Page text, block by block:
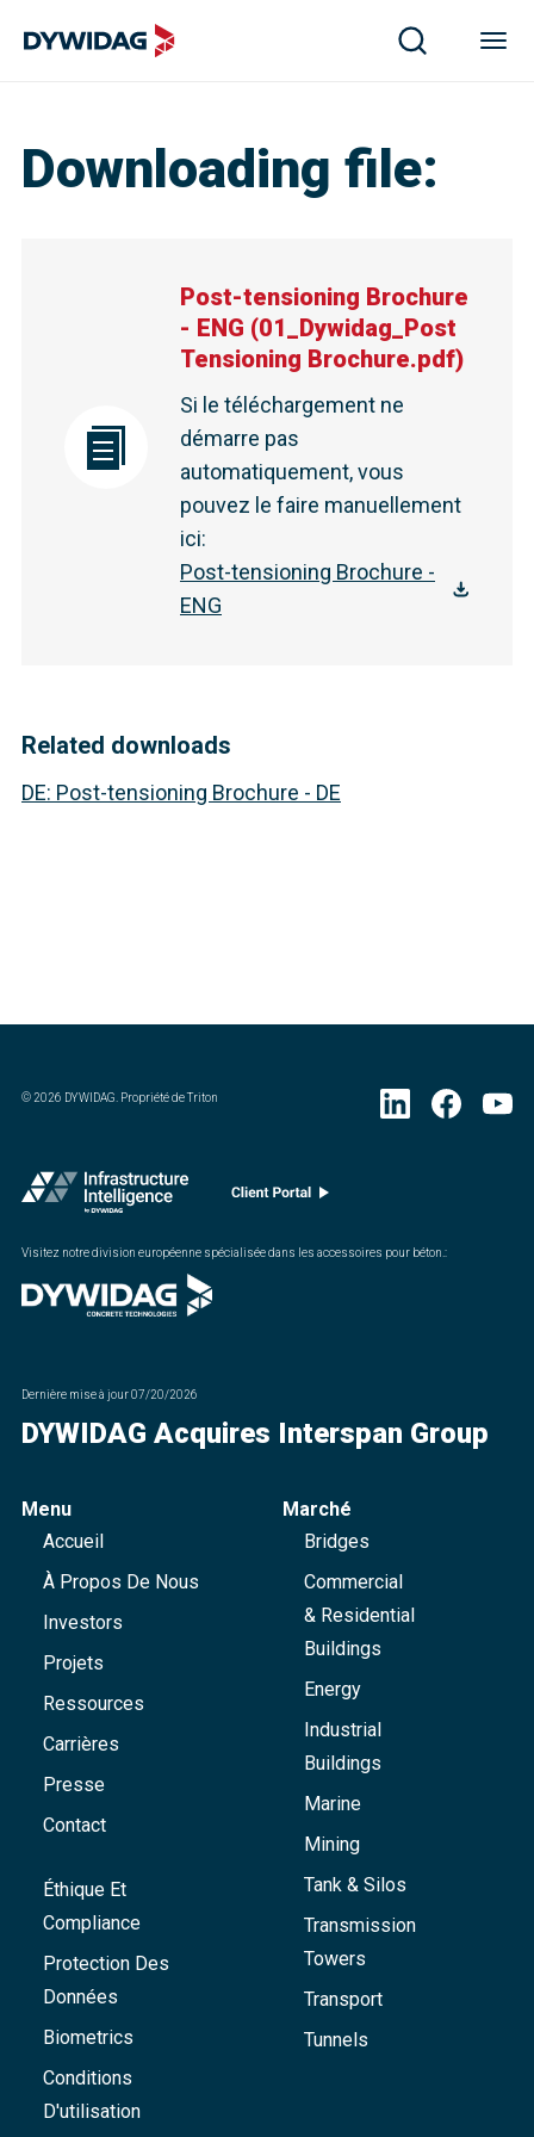
Downloading file:
Post-tensioning Brochure
- ENG (01_Dywidag_Post
Tensioning Brochure.pdf)
Si le téléchargement ne
démarre pas
automatiquement, vous
pouvez le faire manuellement
ici:
Post-tensioning Brochure -
ENG
Related downloads
DE: Post-tensioning Brochure - DE
©2026 DYWIDAG. Propriété de Triton
Visitez notre division européenne spécialisée dans les accessoires pour béton.:
Dernière mise à jour07/20/2026
DYWIDAG Acquires Interspan Group
Menu
Accueil
À Propos De Nous
Investors
Projets
Ressources
Carrières
Presse
Contact
Éthique Et
Compliance
Protection Des
Données
Biometrics
Conditions
D'utilisation
Marché
Bridges
Commercial
& Residential
Buildings
Energy
Industrial
Buildings
Marine
Mining
Tank & Silos
Transmission
Towers
Transport
Tunnels